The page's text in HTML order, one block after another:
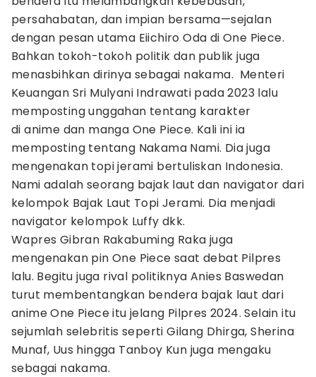
persahabatan, dan impian bersama—sejalan
dengan pesan utama Eiichiro Oda di One Piece.
Bahkan tokoh-tokoh politik dan publik juga
menasbihkan dirinya sebagai nakama. Menteri
Keuangan Sri Mulyani Indrawati pada 2023 lalu
memposting unggahan tentang karakter
di anime dan manga One Piece. Kali ini ia
memposting tentang Nakama Nami. Dia juga
mengenakan topi jerami bertuliskan Indonesia.
Nami adalah seorang bajak laut dan navigator dari
kelompok Bajak Laut Topi Jerami. Dia menjadi
navigator kelompok Luffy dkk.
Wapres Gibran Rakabuming Raka juga
mengenakan pin One Piece saat debat Pilpres
lalu. Begitu juga rival politiknya Anies Baswedan
turut membentangkan bendera bajak laut dari
anime One Piece itu jelang Pilpres 2024. Selain itu
sejumlah selebritis seperti Gilang Dhirga, Sherina
Munaf, Uus hingga Tanboy Kun juga mengaku
sebagai nakama.